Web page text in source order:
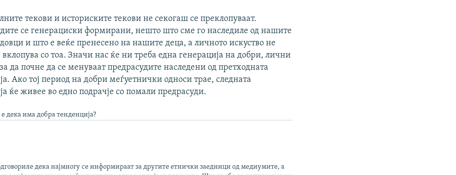
текови и историските текови не секогаш се преклопуваат.
се генерациски формирани, нешто што сме го наследиле од нашите
и што е веќе пренесено на нашите деца, а личното искуство не
со тоа. Значи нас ќе ни треба една генерација на добри, лични
да почне да се менуваат предрасудите наследени од претходната
Ако тој период на добри меѓуетнички односи трае, следната
ќе живее во едно подрачје со помали предрасуди.
дека има добра тенденција?
дека најмногу се информираат за другите етнички заедници од медиумите, а